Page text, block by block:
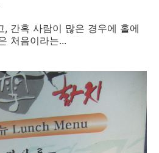
간혹 사람이 많은 경우에 홀에
처음이라는...